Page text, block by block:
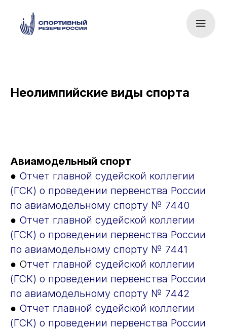
Неолимпийские виды спорта
Авиамодельный спорт
● Отчет главной судейской коллегии
(ГСК) о проведении первенства России
по авиамодельному спорту № 7440
● Отчет главной судейской коллегии
(ГСК) о проведении первенства России
по авиамодельному спорту № 7441
● Отчет главной судейской коллегии
(ГСК) о проведении первенства России
по авиамодельному спорту № 7442
● Отчет главной судейской коллегии
(ГСК) о проведении первенства России